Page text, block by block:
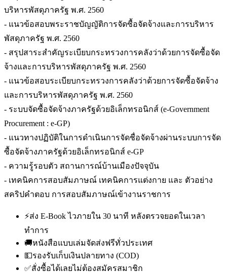
บริหารพัสดุภาครัฐ พ.ศ. 2560
- แนวข้อสอบพระราชบัญญัติการจัดซื้อจัดจ้างและการบริหาร
พัสดุภาครัฐ พ.ศ. 2560
- สรุปสาระสำคัญระเบียบกระทรวงการคลังว่าด้วยการจัดซื้อจัด
จ้างและการบริหารพัสดุภาครัฐ พ.ศ. 2560
- แนวข้อสอบระเบียบกระทรวงการคลังว่าด้วยการจัดซื้อจัดจ้าง
และการบริหารพัสดุภาครัฐ พ.ศ. 2560
- ระบบจัดซื้อจัดจ้างภาครัฐด้วยอิเล็กทรอนิกส์ (e-Government
Procurement : e-GP)
- แนวทางปฏิบัติในการดำเนินการจัดชื่อจัดจ้างผ่านระบบการจัด
ซื้อจัดจ้างภาครัฐด้วยอิเล็กทรอนิกส์ e-GP
- ความรู้รอบตัว สถานการณ์บ้านเมืองปัจจุบัน
- เทคนิคการสอบสัมภาษณ์ เทคนิคการแต่งกาย และ ตัวอย่าง
สคริปคำตอบ การสอบสัมภาษณ์เข้างานราชการ
⚡ส่ง E-Book ไวภายใน 30 นาที หลังตรวจยอดในเวลา
ทำการ
🚚หนังสือแบบเล่มจัดส่งฟรีทั่วประเทศ
💵รองรับเก็บเงินปลายทาง (COD)
✅สั่งซื้อได้เลยไม่ต้องสมัครสมาชิก